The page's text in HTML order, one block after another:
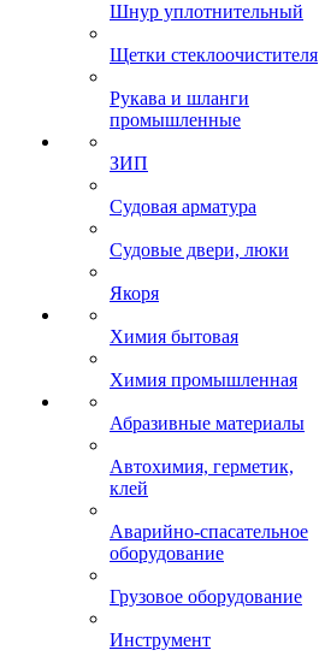
Шнур уплотнительный
Щетки стеклоочистителя
Рукава и шланги
промышленные
ЗИП
Судовая арматура
Судовые двери, люки
Якоря
Химия бытовая
Химия промышленная
Абразивные материалы
Автохимия, герметик,
клей
Аварийно-спасательное
оборудование
Грузовое оборудование
Инструмент